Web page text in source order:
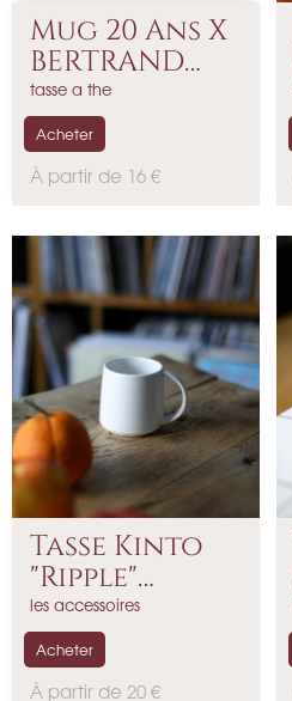
Mug 20 Ans X
BERTRAND
AZNAR
tasse a the
P
À partir de 16 €
Acheter
Tasse Kinto
"Ripple"
Blanche
les accessoires
P
À partir de 20 €
Acheter